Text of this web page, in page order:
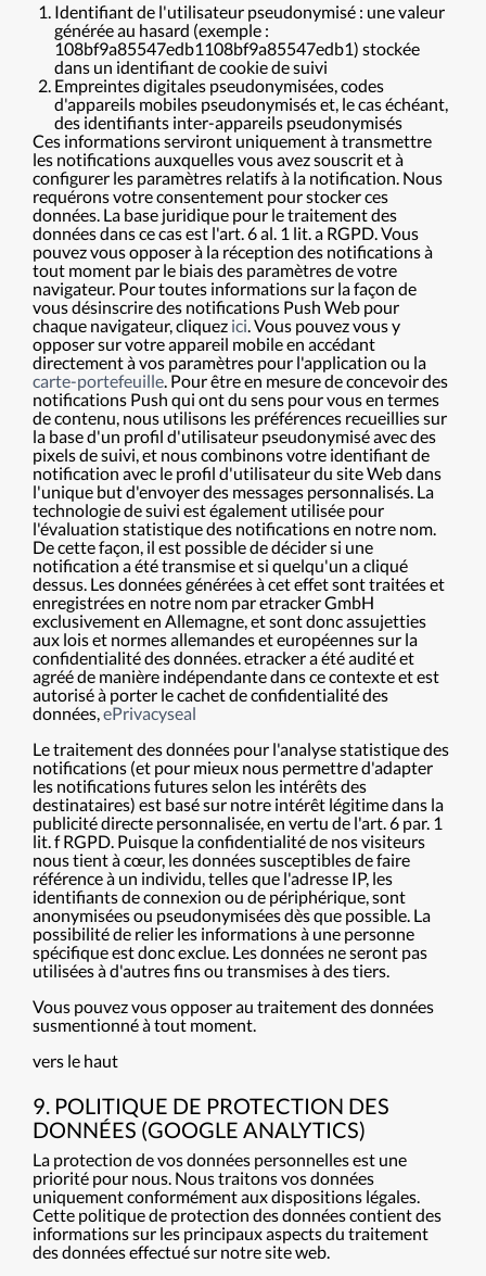
Identifiant de l'utilisateur pseudonymisé : une valeur
générée au hasard (exemple :
108bf9a85547edb1108bf9a85547edb1) stockée
dans un identifiant de cookie de suivi
Empreintes digitales pseudonymisées, codes
d'appareils mobiles pseudonymisés et, le cas échéant,
des identifiants inter-appareils pseudonymisés
Ces informations serviront uniquement à transmettre
les notifications auxquelles vous avez souscrit et à
configurer les paramètres relatifs à la notification. Nous
requérons votre consentement pour stocker ces
données. La base juridique pour le traitement des
données dans ce cas est l'art. 6 al. 1 lit. a RGPD. Vous
pouvez vous opposer à la réception des notifications à
tout moment par le biais des paramètres de votre
navigateur. Pour toutes informations sur la façon de
vous désinscrire des notifications Push Web pour
chaque navigateur, cliquez ici. Vous pouvez vous y
opposer sur votre appareil mobile en accédant
directement à vos paramètres pour l'application ou la
carte-portefeuille. Pour être en mesure de concevoir des
notifications Push qui ont du sens pour vous en termes
de contenu, nous utilisons les préférences recueillies sur
la base d'un profil d'utilisateur pseudonymisé avec des
pixels de suivi, et nous combinons votre identifiant de
notification avec le profil d'utilisateur du site Web dans
l'unique but d'envoyer des messages personnalisés. La
technologie de suivi est également utilisée pour
l'évaluation statistique des notifications en notre nom.
De cette façon, il est possible de décider si une
notification a été transmise et si quelqu'un a cliqué
dessus. Les données générées à cet effet sont traitées et
enregistrées en notre nom par etracker GmbH
exclusivement en Allemagne, et sont donc assujetties
aux lois et normes allemandes et européennes sur la
confidentialité des données. etracker a été audité et
agréé de manière indépendante dans ce contexte et est
autorisé à porter le cachet de confidentialité des
données,ePrivacyseal
Le traitement des données pour l'analyse statistique des
notifications (et pour mieux nous permettre d'adapter
les notifications futures selon les intérêts des
destinataires) est basé sur notre intérêt légitime dans la
publicité directe personnalisée, en vertu de l'art. 6 par. 1
lit. f RGPD. Puisque la confidentialité de nos visiteurs
nous tient à cœur, les données susceptibles de faire
référence à un individu, telles que l'adresse IP, les
identifiants de connexion ou de périphérique, sont
anonymisées ou pseudonymisées dès que possible. La
possibilité de relier les informations à une personne
spécifique est donc exclue. Les données ne seront pas
utilisées à d'autres fins ou transmises à des tiers.
Vous pouvez vous opposer au traitement des données
susmentionné à tout moment.
vers le haut
9. POLITIQUE DE PROTECTION DES
DONNÉES (GOOGLE ANALYTICS)
La protection de vos données personnelles est une
priorité pour nous. Nous traitons vos données
uniquement conformément aux dispositions légales.
Cette politique de protection des données contient des
informations sur les principaux aspects du traitement
des données effectué sur notre site web.